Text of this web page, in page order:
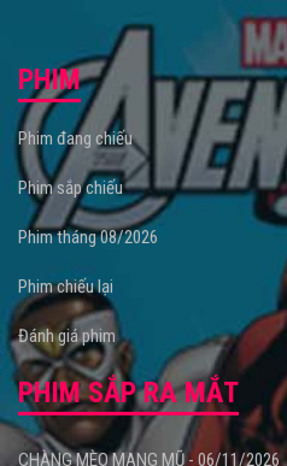
PHIM
Phim đang chiếu
Phim sắp chiếu
Phim tháng 08/2026
Phim chiếu lại
Đánh giá phim
PHIM SẮP RA MẮT
CHÀNG MÈO MANG MŨ - 06/11/2026